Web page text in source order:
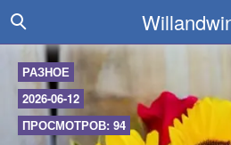
РАЗНОЕ
2026-06-12
ПРОСМОТРОВ: 94